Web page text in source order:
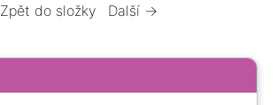
Zpět do složky
Další →